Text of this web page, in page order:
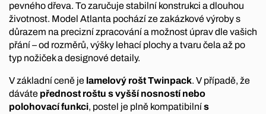
pevného dřeva. To zaručuje stabilní konstrukci a dlouhou
životnost. Model Atlanta pochází ze zakázkové výroby s
důrazem na precizní zpracování a možnost úprav dle vašich
přání – od rozměrů, výšky lehací plochy a tvaru čela až po
typ nožiček a designové detaily.
V základní ceně je lamelový rošt Twinpack. V případě, že
dáváte přednost roštu s vyšší nosností nebo
polohovací funkci, postel je plně kompatibilnís